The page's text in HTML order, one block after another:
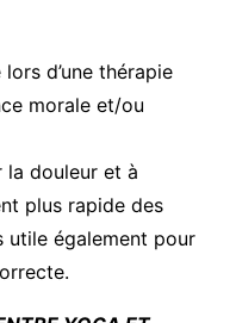
d’une thérapie
morale et/ou
la douleur et à
plus rapide des
utile également pour